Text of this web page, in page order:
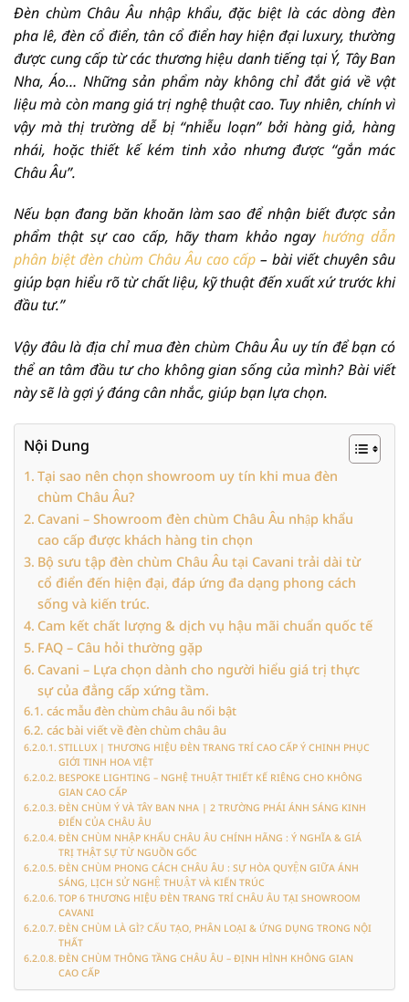
Đèn chùm Châu Âu nhập khẩu, đặc biệt là các dòng đèn
pha lê, đèn cổ điển, tân cổ điển hay hiện đại luxury, thường
được cung cấp từ các thương hiệu danh tiếng tại Ý, Tây Ban
Nha, Áo… Những sản phẩm này không chỉ đắt giá về vật
liệu mà còn mang giá trị nghệ thuật cao. Tuy nhiên, chính vì
vậy mà thị trường dễ bị “nhiễu loạn” bởi hàng giả, hàng
nhái, hoặc thiết kế kém tinh xảo nhưng được “gắn mác
Châu Âu”.
Nếu bạn đang băn khoăn làm sao để nhận biết được sản
phẩm thật sự cao cấp, hãy tham khảo ngay hướng dẫn
phân biệt đèn chùm Châu Âu cao cấp – bài viết chuyên sâu
giúp bạn hiểu rõ từ chất liệu, kỹ thuật đến xuất xứ trước khi
đầu tư.”
Vậy đâu là địa chỉ mua đèn chùm Châu Âu uy tín để bạn có
thể an tâm đầu tư cho không gian sống của mình? Bài viết
này sẽ là gợi ý đáng cân nhắc, giúp bạn lựa chọn.
Nội Dung
Tại sao nên chọn showroom uy tín khi mua đèn
chùm Châu Âu?
Cavani – Showroom đèn chùm Châu Âu nhập khẩu
cao cấp được khách hàng tin chọn
Bộ sưu tập đèn chùm Châu Âu tại Cavani trải dài từ
cổ điển đến hiện đại, đáp ứng đa dạng phong cách
sống và kiến trúc.
Cam kết chất lượng & dịch vụ hậu mãi chuẩn quốc tế
FAQ – Câu hỏi thường gặp
Cavani – Lựa chọn dành cho người hiểu giá trị thực
sự của đẳng cấp xứng tầm.
các mẫu đèn chùm châu âu nổi bật
các bài viết về đèn chùm châu âu
STILLUX | THƯƠNG HIỆU ĐÈN TRANG TRÍ CAO CẤP Ý CHINH PHỤC
GIỚI TINH HOA VIỆT
BESPOKE LIGHTING – NGHỆ THUẬT THIẾT KẾ RIÊNG CHO KHÔNG
GIAN CAO CẤP
ĐÈN CHÙM Ý VÀ TÂY BAN NHA | 2 TRƯỜNG PHÁI ÁNH SÁNG KINH
ĐIỂN CỦA CHÂU ÂU
ĐÈN CHÙM NHẬP KHẨU CHÂU ÂU CHÍNH HÃNG : Ý NGHĨA & GIÁ
TRỊ THẬT SỰ TỪ NGUỒN GỐC
ĐÈN CHÙM PHONG CÁCH CHÂU ÂU : SỰ HÒA QUYỆN GIỮA ÁNH
SÁNG, LỊCH SỬ NGHỆ THUẬT VÀ KIẾN TRÚC
TOP 6 THƯƠNG HIỆU ĐÈN TRANG TRÍ CHÂU ÂU TẠI SHOWROOM
CAVANI
ĐÈN CHÙM LÀ GÌ? CẤU TẠO, PHÂN LOẠI & ỨNG DỤNG TRONG NỘI
THẤT
ĐÈN CHÙM THÔNG TẦNG CHÂU ÂU – ĐỊNH HÌNH KHÔNG GIAN
CAO CẤP